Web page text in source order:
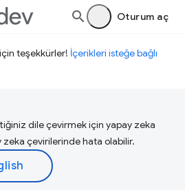
Oturum aç
için teşekkürler! İçerikleri isteğe bağlı
dile çevirmek için yapay zeka
zeka çevirilerinde hata olabilir.